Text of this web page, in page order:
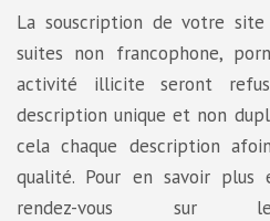
La souscription de votre
suites non francophone,
activité illicite seront
description unique et non
cela chaque description
qualité. Pour en savoir
rendez-vous